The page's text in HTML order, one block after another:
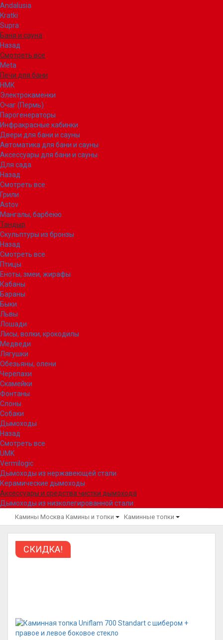
Andalusia
Kratki
Supra
Баня и сауна
Назад
Смотреть все
Meta
Печи для бани
НМК
Электрокаменки
Очаг (Пермь)
Парогенераторы
Инфракрасные кабинки
Двери для бани и сауны
Автоматика для бани и сауны
Аксессуары для бани и сауны
Для сада
Назад
Смотреть все
Грили
Astov
Мангалы, барбекю
Тандыр
Скульптуры из бронзы
Назад
Смотреть все
Птицы
Еноты, змеи, жирафы
Кабаны
Бараны
Быки
Львы
Лошади
Лисы, волки, крокодилы
Медведи
Лягушки
Обезьяны, олени
Черепахи
Скамейки
Фонтаны
Слоны
Собаки
Дымоходы
Назад
Смотреть все
UMK
Vermilogic
Дымоходы из нержавеющей стали
Керамические дымоходы
Аксессуары и средства чистки дымохода
Дымоходы из низколегированной стали
Камины Москва Камины и топки Каминные топки
СКИДКА!